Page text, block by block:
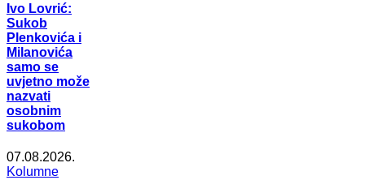
Ivo Lovrić:
Sukob
Plenkovića i
Milanovića
samo se
uvjetno može
nazvati
osobnim
sukobom
07.08.2026.
Kolumne